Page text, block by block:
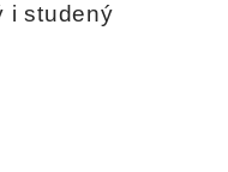
i studený